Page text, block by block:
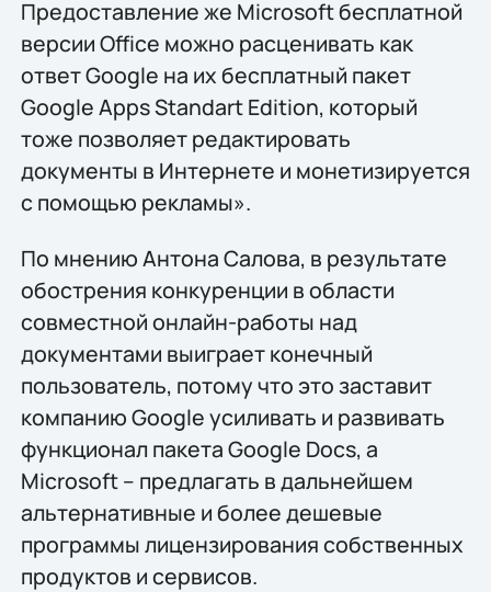
Предоставление же Microsoft бесплатной
версии Office можно расценивать как
ответ Google на их бесплатный пакет
Google Apps Standart Edition, который
тоже позволяет редактировать
документы в Интернете и монетизируется
с помощью рекламы».
По мнению Антона Салова, в результате
обострения конкуренции в области
совместной онлайн-работы над
документами выиграет конечный
пользователь, потому что это заставит
компанию Google усиливать и развивать
функционал пакета Google Docs, а
Microsoft – предлагать в дальнейшем
альтернативные и более дешевые
программы лицензирования собственных
продуктов и сервисов.